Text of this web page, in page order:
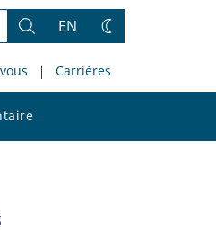
Rechercher
EN
Changez
thème
Carrières
le